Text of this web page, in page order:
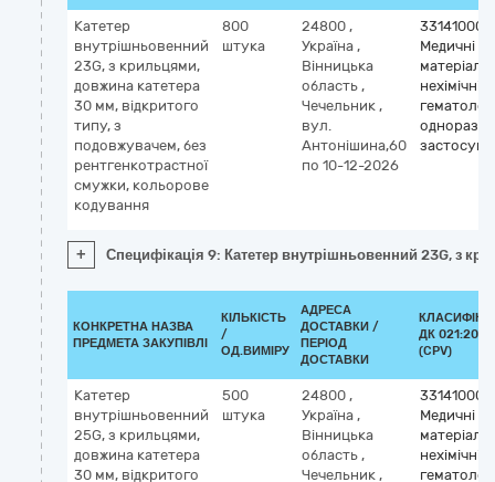
Катетер
внутрішньовенний
23G, з крильцями,
довжина катетера
30 мм, відкритого
типу, з
подовжувачем, без
рентгенкотрастної
смужки, кольорове
кодування
800
штука
24800 ,
Україна ,
Вінницька
область ,
Чечельник ,
вул.
Антонішина,60
по 10-12-2026
33141000-
Медичні
матеріали
нехімічні
+ Специфікація 9: Катетер внутрішньовенний 23G, з
КОНКРЕТНА НАЗВА
ПРЕДМЕТА ЗАКУПІВЛІ
КІЛЬКІСТЬ
/
ОД.ВИМІРУ
АДРЕСА
ДОСТАВКИ /
ПЕРІОД
ДОСТАВКИ
ДК 021:2015
(CPV)
Катетер
внутрішньовенний
25G, з крильцями,
довжина катетера
30 мм, відкритого
500
штука
24800 ,
Україна ,
Вінницька
область ,
Чечельник ,
33141000-
Медичні
матеріали
нехімічні